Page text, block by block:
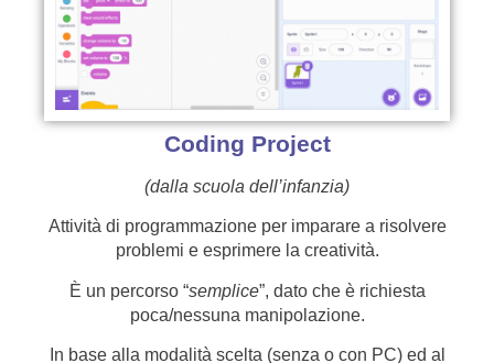
Coding Project
(dalla scuola dell’infanzia)
Attività di programmazione per imparare a risolvere
problemi e esprimere la creatività.
È un percorso “semplice”, dato che è richiesta
poca/nessuna manipolazione.
In base alla modalità scelta (senza o con PC) ed al